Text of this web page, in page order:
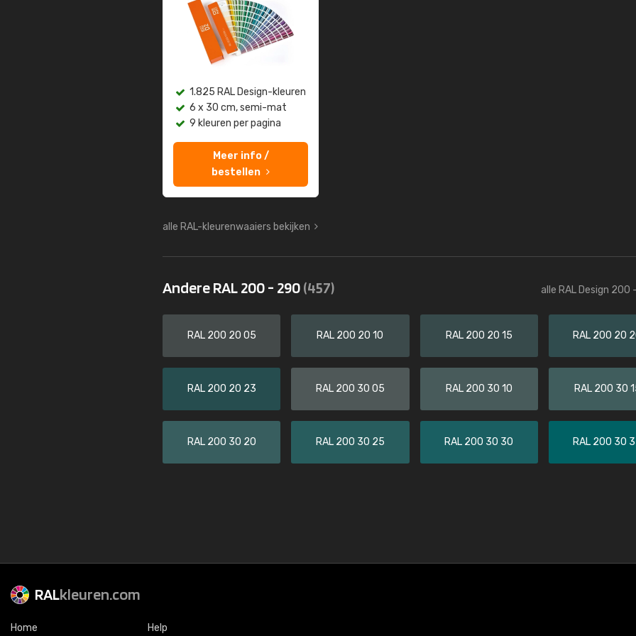
1.825 RAL Design-kleuren
6 x 30 cm, semi-mat
9 kleuren per pagina
Meer info /
bestellen
alle RAL-kleurenwaaiers bekijken
Andere RAL 200 - 290(457) alle RAL Design 200
RAL 200 20 05 RAL 200 20 10 RAL 200 20 15 RAL 200 20
RAL 200 20 23 RAL 200 30 05 RAL 200 30 10 RAL 200 30
RAL 200 30 20 RAL 200 30 25 RAL 200 30 30 RAL 200 30
RALkleuren.com
Home Help